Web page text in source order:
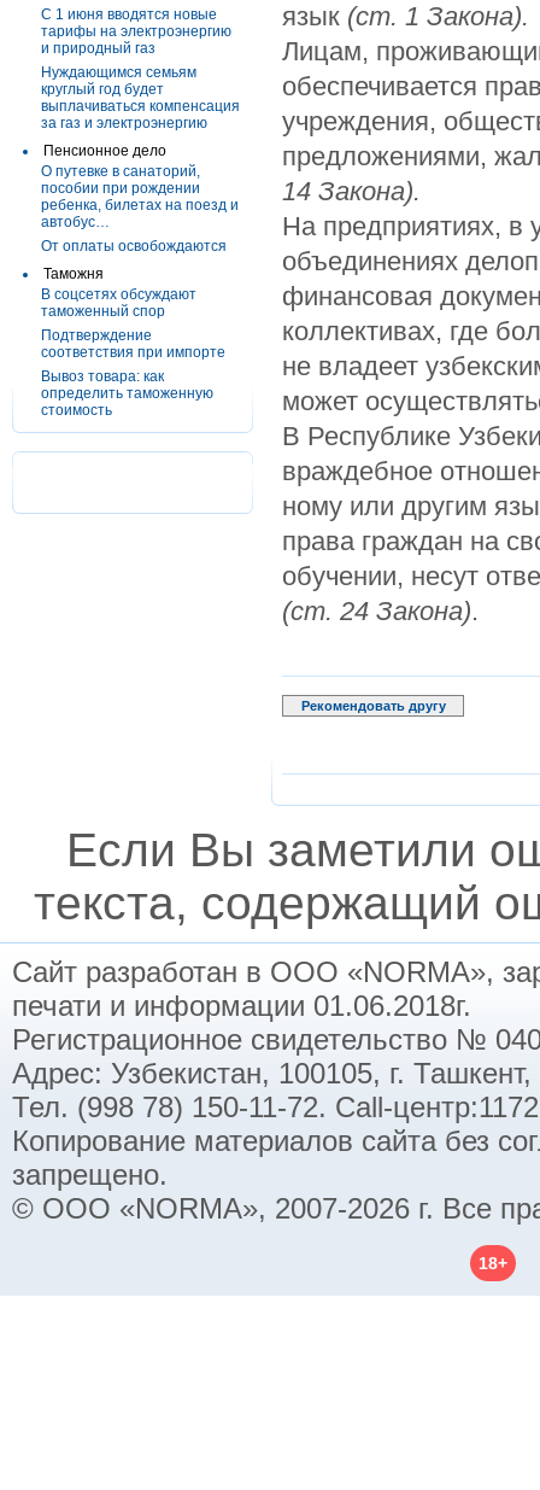
С 1 июня вводятся новые
тарифы на электроэнергию
и природный газ
Нуждающимся семьям
круглый год будет
выплачиваться компенсация
за газ и электроэнергию
Пенсионное дело
О путевке в санаторий,
пособии при рождении
ребенка, билетах на поезд и
автобус…
От оплаты освобождаются
Таможня
В соцсетях обсуждают
таможенный спор
Подтверждение
соответствия при импорте
Вывоз товара: как
определить таможенную
стоимость
язык (ст. 1 Закона).
Лицам,
обеспечивается
учреждения,
предложениями,
14 Закона).
На предприятиях, в
объединениях
финансовая
коллективах, где
не владеет
может
В Республике
враждебное
ному или другим
права граждан на
обучении, несут
(ст. 24 Закона).
Рекомендовать другу
Если Вы заметили
текста, содержащий
Сайт разработан в ООО «NORMA»,
печати и информации 01.06.2018г.
Регистрационное свидетельство №
Адрес: Узбекистан, 100105, г.
Тел. (998 78) 150-11-72. Call-
Копирование материалов сайта без
запрещено.
© ООО «NORMA», 2007-2026 г. Все
18+